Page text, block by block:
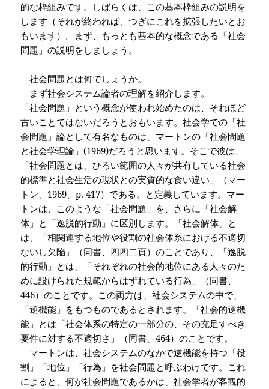
的な枠組みです。しばらくは、この基本枠組みの説明を
します（それが終われば、つぎにこれを拡張したいとお
もいます）。まず、もっとも基本的な概念である「社会
問題」の説明をしましょう。
社会問題とは何でしょうか。
まず社会システム論者の理解を紹介します。
「社会問題」という概念が使われ始めたのは、それほど
古いことではないだろうとおもいます。社会学での「社
会問題」論として有名なものは、マートンの「社会問題
と社会学理論」(1969)だろうと思います。そこで彼は、
「社会問題とは、ひろい範囲の人々が共有している社会
的標準と社会生活の現状との実質的な食い違い」（マー
トン、1969、p. 417）である。と定義しています。マー
トンは、このような「社会問題」を、さらに「社会解
体」と「逸脱的行動」に区別します。「社会解体」と
は、「相関連する地位や役割の社会体系における不適切
ないし欠陥」（同書、四四二頁）のことであり、「逸脱
的行動」とは、「それぞれの社会的地位にある人々のた
めに設けられた規範からはずれている行為」（同書、
446）のことです。この両方は、社会システムの中で、
「逆機能」をもつものであるとされます。「社会的逆機
能」とは「社会体系の特定の一部分の、その充足すべき
要件に対する不適切さ」（同書、464）のことです。
マートンは、社会システムのなかで逆機能を持つ「役
割」「地位」「行為」を社会問題と呼ぶわけです。これ
によると、何が社会問題であるかは、社会学者が客観的